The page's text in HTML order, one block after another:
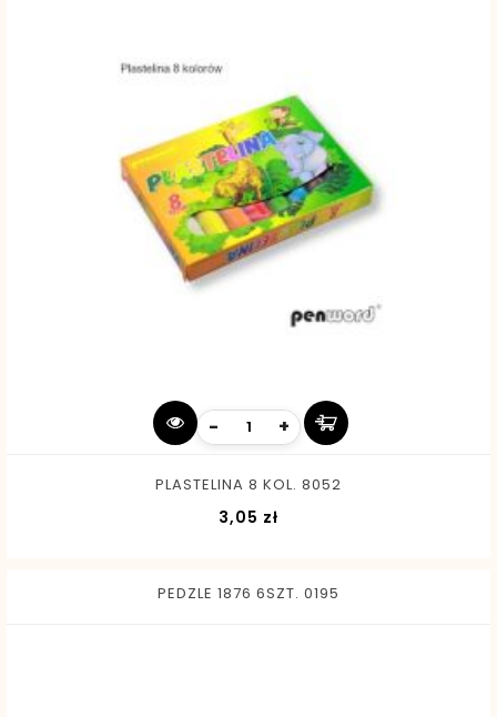
- +
PLASTELINA 8 KOL. 8052
3,05 złCena
PEDZLE 1876 6SZT. 0195